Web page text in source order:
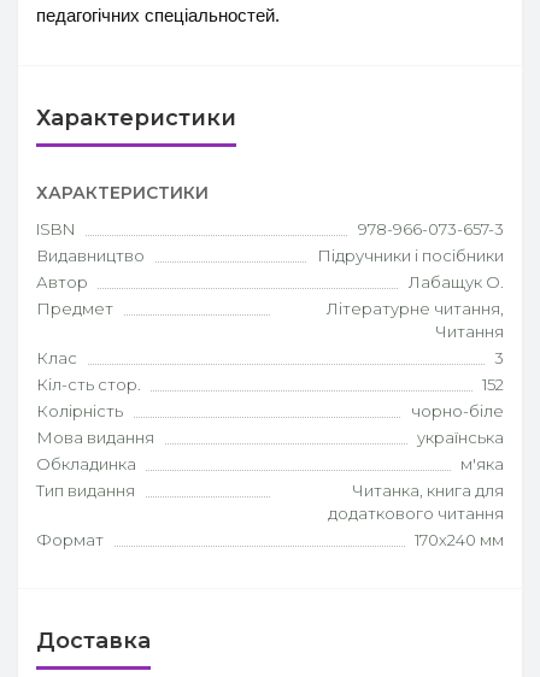
педагогічних спеціальностей.
Характеристики
ХАРАКТЕРИСТИКИ
ISBN
978-966-073-657-3
Видавництво
Підручники і посібники
Автор
Лабащук О.
Предмет
Літературне читання,
Читання
Клас
3
Кіл-сть стор.
152
Колірність
чорно-біле
Мова видання
українська
Обкладинка
м'яка
Тип видання
Читанка, книга для
додаткового читання
Формат
170х240 мм
Доставка